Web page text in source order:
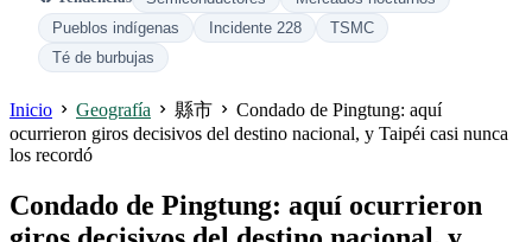
Pueblos indígenas
Incidente 228
TSMC
Té de burbujas
Inicio Geografía 縣市
Condado de Pingtung: aquí
ocurrieron giros decisivos del destino nacional, y Taipéi casi nunca
los recordó
Condado de Pingtung: aquí ocurrieron